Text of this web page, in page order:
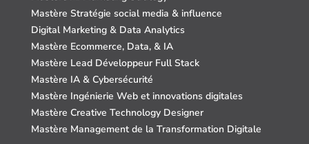
Mastère Stratégie social media & influence
Digital Marketing & Data Analytics
Mastère Ecommerce, Data, & IA
Mastère Lead Développeur Full Stack
Mastère IA & Cybersécurité
Mastère Ingénierie Web et innovations digitales
Mastère Creative Technology Designer
Mastère Management de la Transformation Digitale